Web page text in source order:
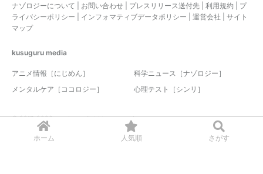
ホーム 人気順 さがす
ナゾロジーについて お問い合わせ プレスリリース送付先 利用規約
プ
ライバシーポリシー
インフォマティブデータポリシー 運営会社
サイト
マップ
kusuguru media
アニメ情報［にじめん］
科学ニュース［ナゾロジー］
メンタルケア［ココロジー］
心理テスト［シンリ］
© 2017-2026 nazology. all rights reserved.